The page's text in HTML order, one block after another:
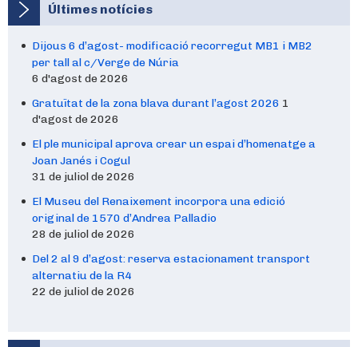
Últimes notícies
Dijous 6 d’agost- modificació recorregut MB1 i MB2
per tall al c/Verge de Núria
6 d'agost de 2026
Gratuïtat de la zona blava durant l’agost 2026 1
d'agost de 2026
El ple municipal aprova crear un espai d’homenatge a
Joan Janés i Cogul
31 de juliol de 2026
El Museu del Renaixement incorpora una edició
original de 1570 d’Andrea Palladio
28 de juliol de 2026
Del 2 al 9 d’agost: reserva estacionament transport
alternatiu de la R4
22 de juliol de 2026